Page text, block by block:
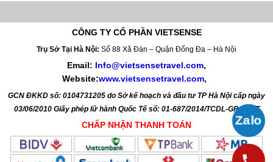
CÔNG TY CỔ PHẦN VIETSENSE
Trụ Sở Tại Hà Nội: Số 88 Xã Đàn – Quận Đống Đa – Hà Nội
Email: Info@vietsensetravel.com,
Website:www.vietsensetravel.com,
GCN ĐKKD số: 0104731205 do Sở kế hoạch và đầu tư TP Hà Nội cấp ngày
03/06/2010 Giấy phép lữ hành Quốc Tế số: 01-687/2014/TCDL-GP LHQT
CHẤP NHẬN THANH TOÁN